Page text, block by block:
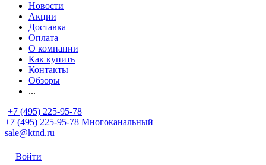
Новости
Акции
Доставка
Оплата
О компании
Как купить
Контакты
Обзоры
...
+7 (495) 225-95-78
+7 (495) 225-95-78 Многоканальный
sale@ktnd.ru
Войти